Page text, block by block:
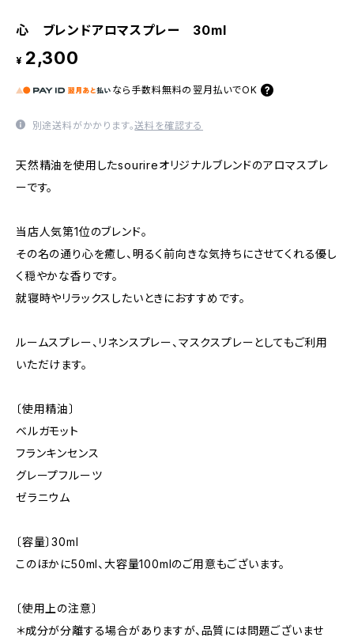
心 ブレンドアロマスプレー 30ml
¥ 2,300
なら 手数料無料の 翌月払いでOK
別途送料がかかります。送料を確認する
天然精油を使用したsourireオリジナルブレンドのアロマスプレ
ーです。
当店人気第1位のブレンド。
その名の通り心を癒し、明るく前向きな気持ちにさせてくれる優し
く穏やかな香りです。
就寝時やリラックスしたいときにおすすめです。
ルームスプレー、リネンスプレー、マスクスプレーとしてもご利用
いただけます。
〔使用精油〕
ベルガモット
フランキンセンス
グレープフルーツ
ゼラニウム
〔容量〕30ml
このほかに50ml、大容量100mlのご用意もございます。
〔使用上の注意〕
＊成分が分離する場合がありますが、品質には問題ございませ